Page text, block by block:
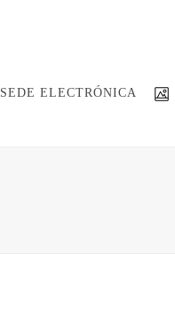
SEDE ELECTRÓNICA